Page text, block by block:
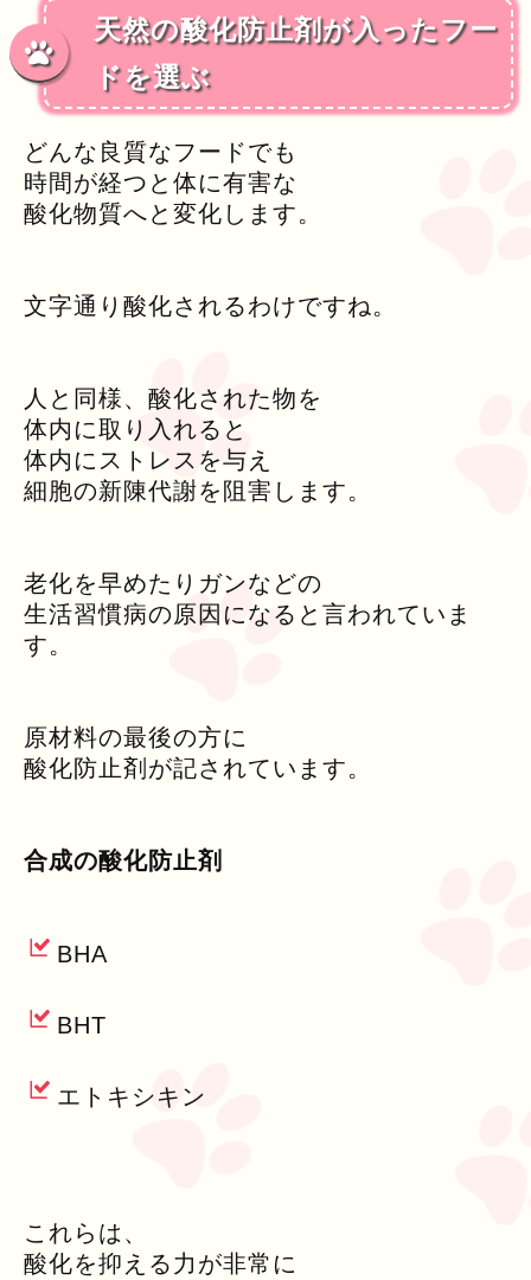
天然の酸化防止剤が入ったフー
ドを選ぶ
どんな良質なフードでも
時間が経つと体に有害な
酸化物質へと変化します。
文字通り酸化されるわけですね。
人と同様、酸化された物を
体内に取り入れると
体内にストレスを与え
細胞の新陳代謝を阻害します。
老化を早めたりガンなどの
生活習慣病の原因になると言われていま
す。
原材料の最後の方に
酸化防止剤が記されています。
合成の酸化防止剤
BHA
BHT
エトキシキン
これらは、
酸化を抑える力が非常に